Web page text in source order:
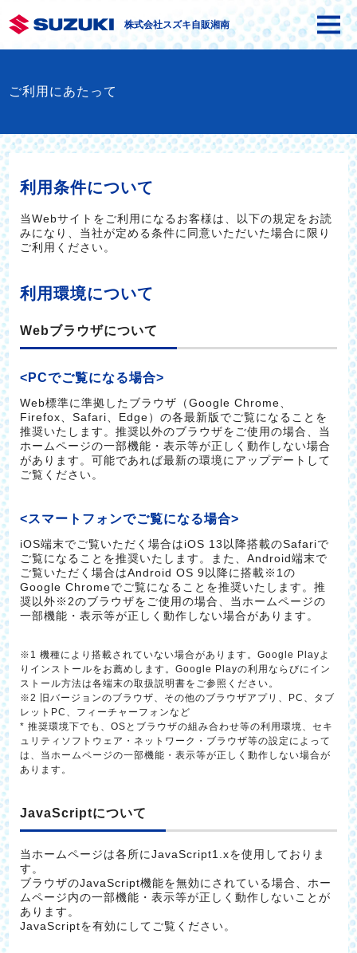
株式会社スズキ自販湘南
ご利用にあたって
利用条件について
当Webサイトをご利用になるお客様は、以下の規定をお読
みになり、当社が定める条件に同意いただいた場合に限り
ご利用ください。
利用環境について
Webブラウザについて
<PCでご覧になる場合>
Web標準に準拠したブラウザ（Google Chrome、
Firefox、Safari、Edge）の各最新版でご覧になることを
推奨いたします。推奨以外のブラウザをご使用の場合、当
ホームページの一部機能・表示等が正しく動作しない場合
があります。可能であれば最新の環境にアップデートして
ご覧ください。
<スマートフォンでご覧になる場合>
iOS端末でご覧いただく場合はiOS 13以降搭載のSafariで
ご覧になることを推奨いたします。また、Android端末で
ご覧いただく場合はAndroid OS 9以降に搭載※1の
Google Chromeでご覧になることを推奨いたします。推
奨以外※2のブラウザをご使用の場合、当ホームページの
一部機能・表示等が正しく動作しない場合があります。
※1 機種により搭載されていない場合があります。Google Playよ
りインストールをお薦めします。Google Playの利用ならびにイン
ストール方法は各端末の取扱説明書をご参照ください。
※2 旧バージョンのブラウザ、その他のブラウザアプリ、PC、タブ
レットPC、フィーチャーフォンなど
* 推奨環境下でも、OSとブラウザの組み合わせ等の利用環境、セキ
ュリティソフトウェア・ネットワーク・ブラウザ等の設定によって
は、当ホームページの一部機能・表示等が正しく動作しない場合が
あります。
JavaScriptについて
当ホームページは各所にJavaScript1.xを使用しておりま
す。
ブラウザのJavaScript機能を無効にされている場合、ホー
ムページ内の一部機能・表示等が正しく動作しないことが
あります。
JavaScriptを有効にしてご覧ください。